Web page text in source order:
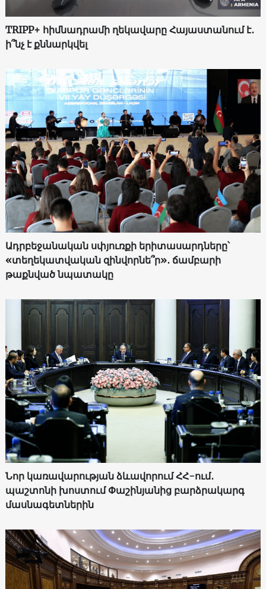
TRIPP+ հիմնադրամի ղեկավարը Հայաստանում է․
ի՞նչ է քննարկվել
Ադրբեջանական սփյուռքի երիտասարդները՝
«տեղեկատվական զինվորնե՞ր»․ ճամբարի
թաքնված նպատակը
Նոր կառավարության ձևավորում ՀՀ-ում․
պաշտոնի խոստում Փաշինյանից բարձրակարգ
մասնագետներին